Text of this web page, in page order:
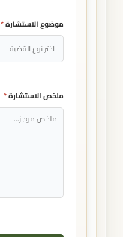
موضوع الاستشارة*
ملخص الاستشارة*